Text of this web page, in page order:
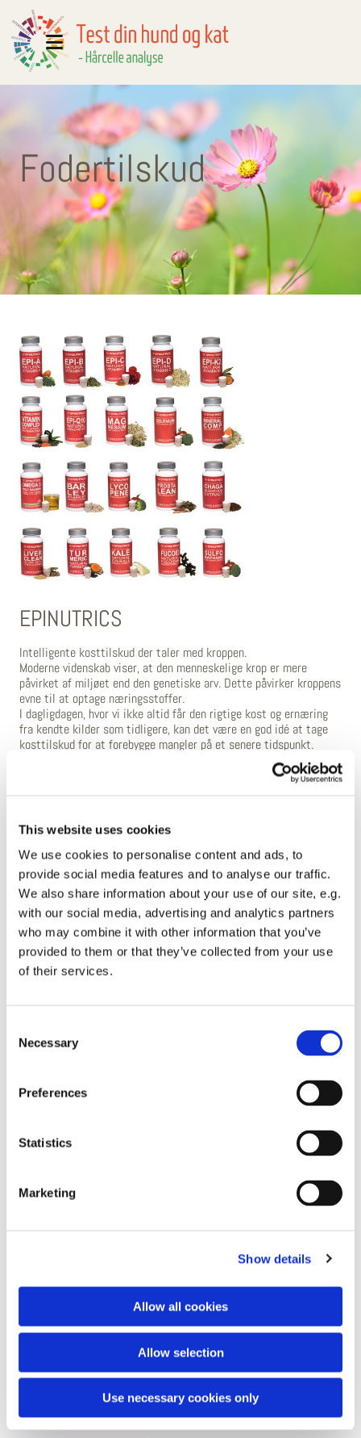
This website uses cookies
We use cookies to personalise content and ads, to
provide social media features and to analyse our traffic.
We also share information about your use of our site, e.g.
with our social media, advertising and analytics partners
who may combine it with other information that you’ve
provided to them or that they’ve collected from your use
of their services.
Selection
Necessary
Preferences
Statistics
Marketing
Show details
Allow all cookies
Allow selection
Use necessary cookies only
Fodertilskud
EPINUTRICS
Intelligente kosttilskud der taler med kroppen.
Moderne videnskab viser, at den menneskelige krop er mere
påvirket af miljøet end den genetiske arv. Dette påvirker kroppens
evne til at optage næringsstoffer.
I dagligdagen, hvor vi ikke altid får den rigtige kost og ernæring
fra kendte kilder som tidligere, kan det være en god idé at tage
kosttilskud for at forebygge mangler på et senere tidspunkt.
EPINUTRICS er en kosttilskudsserie med 100% naturligt indhold.
solen skinner 24 timer igennem den arktiske sommer.
Mere om EPINUTRICS
NDS
Nutrient Delivery System - Naturens eget leveringssystem.
naturens egne principper.